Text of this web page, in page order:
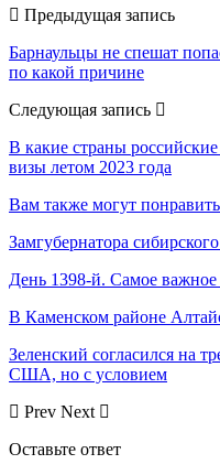
Предыдущая запись
Барнаульцы не спешат
по какой причине
Следующая запись
В какие страны
визы летом 2023 года
Вам также могут
Замгубернатора
День 1398-й. Самое важное
В Каменском районе
Зеленский согласился на
США, но с условием
Prev Next
Оставьте ответ